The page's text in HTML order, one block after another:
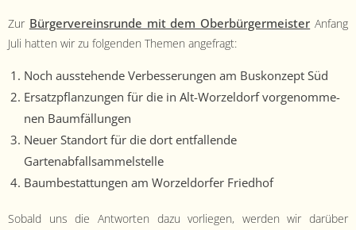
Zur Bürg­ervere­in­srunde mit dem Ober­bürg­er­meis­ter Anfang
Juli hat­ten wir zu fol­gen­den The­men angefragt:
Noch ausste­hende Verbesserun­gen am Buskonzept Süd
Ersatzpflanzun­gen für die in Alt-Worzel­dorf vorgenomme­
nen Baumfällungen
Neuer Stan­dort für die dort ent­fal­l­ende
Gartenabfallsammelstelle
Baumbestat­tun­gen am Worzel­dor­fer Friedhof
Sobald uns die Antworten dazu vor­liegen, wer­den wir darüber